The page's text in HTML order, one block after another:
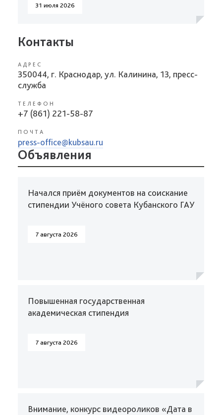
31 июля 2026
Контакты
АДРЕС
350044, г. Краснодар, ул. Калинина, 13, пресс-
служба
ТЕЛЕФОН
+7 (861) 221-58-87
ПОЧТА
press-office@kubsau.ru
Объявления
Начался приём документов на соискание
стипендии Учёного совета Кубанского ГАУ
7 августа 2026
Повышенная государственная
академическая стипендия
7 августа 2026
Внимание, конкурс видеороликов «Дата в